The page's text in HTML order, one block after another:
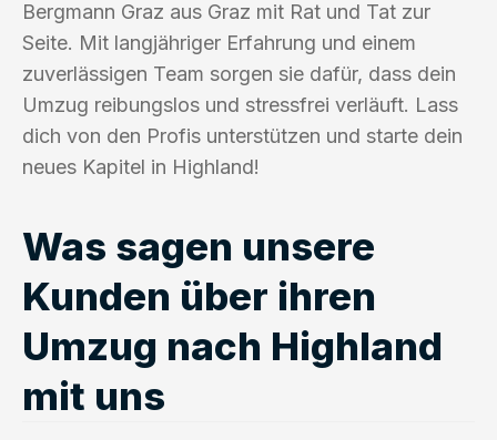
Bergmann Graz aus Graz mit Rat und Tat zur
Seite. Mit langjähriger Erfahrung und einem
zuverlässigen Team sorgen sie dafür, dass dein
Umzug reibungslos und stressfrei verläuft. Lass
dich von den Profis unterstützen und starte dein
neues Kapitel in Highland!
Was sagen unsere
Kunden über ihren
Umzug nach Highland
mit uns